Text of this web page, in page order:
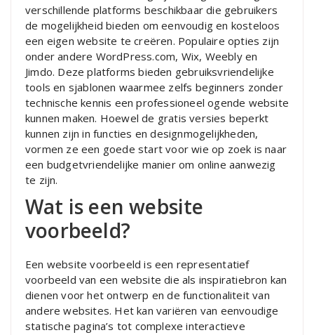
verschillende platforms beschikbaar die gebruikers
de mogelijkheid bieden om eenvoudig en kosteloos
een eigen website te creëren. Populaire opties zijn
onder andere WordPress.com, Wix, Weebly en
Jimdo. Deze platforms bieden gebruiksvriendelijke
tools en sjablonen waarmee zelfs beginners zonder
technische kennis een professioneel ogende website
kunnen maken. Hoewel de gratis versies beperkt
kunnen zijn in functies en designmogelijkheden,
vormen ze een goede start voor wie op zoek is naar
een budgetvriendelijke manier om online aanwezig
te zijn.
Wat is een website
voorbeeld?
Een website voorbeeld is een representatief
voorbeeld van een website die als inspiratiebron kan
dienen voor het ontwerp en de functionaliteit van
andere websites. Het kan variëren van eenvoudige
statische pagina’s tot complexe interactieve